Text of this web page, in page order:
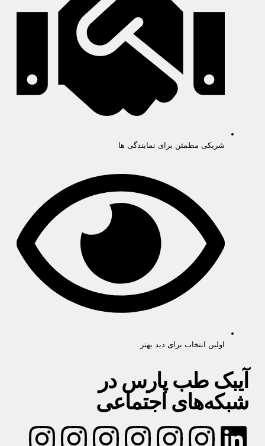
شریکی مطمئن برای نمایندگی ها
اولین انتخاب برای دید بهتر
آیبک طب پارس در
شبکه‌های اجتماعی